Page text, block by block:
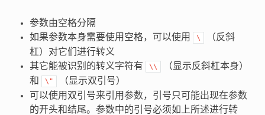
参数由空格分隔
如果参数本身需要使用空格，可以使用
\
（反斜
杠）对它们进行转义
其它能被识别的转义字符有
\\
（显示反斜杠本身）
和
\"
（显示双引号）
可以使用双引号来引用参数，引号只可能出现在参数
的开头和结尾。参数中的引号必须如上所述进行转